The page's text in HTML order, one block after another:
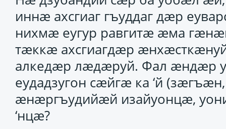
иннӕ ахсгиаг гъуддаг дӕр
нихмӕ еугур равгитӕ ӕма
тӕккӕ ахсгиагдӕр
алкедӕр лӕдӕруй. Фал ӕндӕр
еудадзугон сӕйгӕ ка ‘й
ӕнӕргъудийӕй изайуонцӕ,
‘нцӕ?